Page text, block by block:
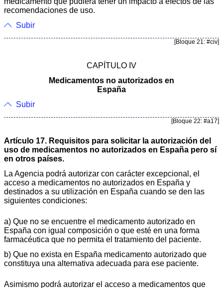
recomendaciones de uso.
Subir
[Bloque 21: #civ]
CAPÍTULO IV
Medicamentos no autorizados en
España
Subir
[Bloque 22: #a17]
Artículo 17. Requisitos para solicitar la autorización del
uso de medicamentos no autorizados en España pero sí
en otros países.
La Agencia podrá autorizar con carácter excepcional, el
acceso a medicamentos no autorizados en España y
destinados a su utilización en España cuando se den las
siguientes condiciones:
a) Que no se encuentre el medicamento autorizado en
España con igual composición o que esté en una forma
farmacéutica que no permita el tratamiento del paciente.
b) Que no exista en España medicamento autorizado que
constituya una alternativa adecuada para ese paciente.
Asimismo podrá autorizar el acceso a medicamentos que